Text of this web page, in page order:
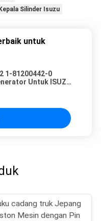
Silinder Isuzu
untuk
1-81200442-0
Untuk ISUZU
cadang truk Jepang
Mesin dengan Pin